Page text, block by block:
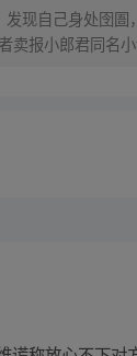
现自己身处囹
报小郎君同名